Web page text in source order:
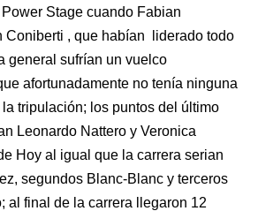
Stage cuando Fabian
Coniberti , que habían liderado todo
general sufrían un vuelco
afortunadamente no tenía ninguna
tripulación; los puntos del último
Leonardo Nattero y Veronica
Hoy al igual que la carrera serian
segundos Blanc-Blanc y terceros
al final de la carrera llegaron 12